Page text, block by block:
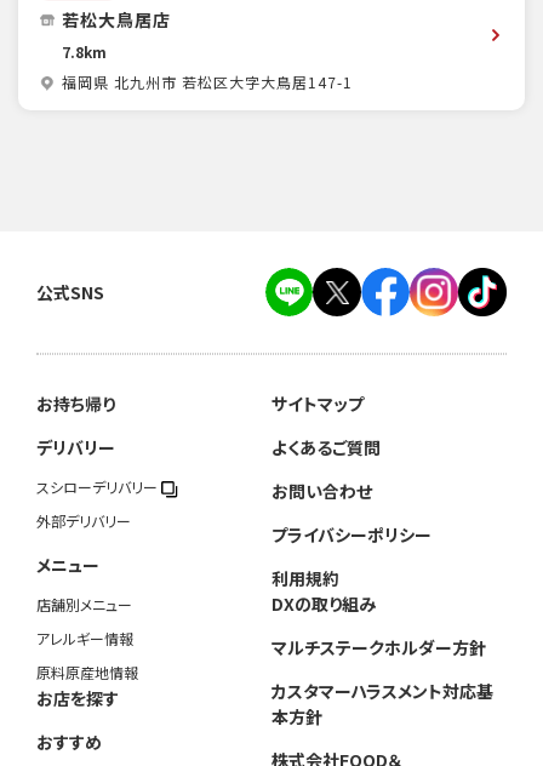
若松大鳥居店
7.8km
福岡県 北九州市 若松区大字大鳥居147-1
公式SNS
お持ち帰り
デリバリー
スシローデリバリー
外部デリバリー
メニュー
店舗別メニュー
アレルギー情報
原料原産地情報
お店を探す
おすすめ
サイトマップ
よくあるご質問
お問い合わせ
プライバシーポリシー
利用規約
DXの取り組み
マルチステークホルダー方針
カスタマーハラスメント対応基
本方針
株式会社FOOD＆